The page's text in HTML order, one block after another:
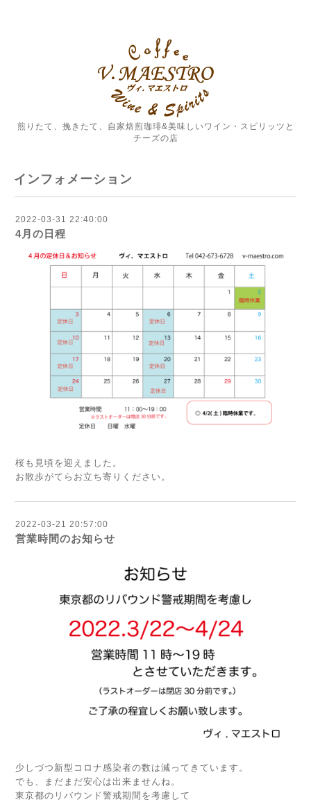
煎りたて、挽きたて、自家焙煎珈琲&美味しいワイン・スピリッツと
チーズの店
インフォメーション
2022-03-31 22:40:00
4月の日程
桜も見頃を迎えました。
お散歩がてらお立ち寄りください。
2022-03-21 20:57:00
営業時間のお知らせ
少しづつ新型コロナ感染者の数は減ってきています。
でも、まだまだ安心は出来ませんね。
東京都のリバウンド警戒期間を考慮して